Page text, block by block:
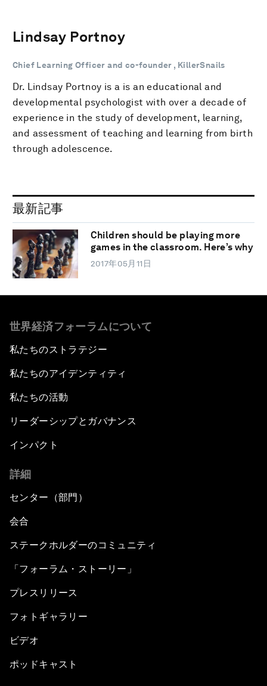
Lindsay Portnoy
Chief Learning Officer and co-founder , KillerSnails
Dr. Lindsay Portnoy is a is an educational and
developmental psychologist with over a decade of
experience in the study of development, learning,
and assessment of teaching and learning from birth
through adolescence.
最新記事
Children should be playing more
games in the classroom. Here’s why
2017年05月11日
世界経済フォーラムについて
私たちのストラテジー
私たちのアイデンティティ
私たちの活動
リーダーシップとガバナンス
インパクト
詳細
センター（部門）
会合
ステークホルダーのコミュニティ
「フォーラム・ストーリー」
プレスリリース
フォトギャラリー
ビデオ
ポッドキャスト